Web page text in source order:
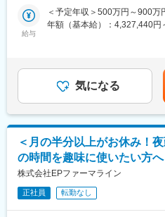
■入社後のサポート：
し方などオペレーターとして
き、自信をもって現場配属で
（2）製品研修
・配属後は、担当する医薬品
びます。また、先輩社員を相
りスキルを磨いていきます。
・最初は、先輩社員が一緒に
して対応することができます
周りのメンバーが常にサポー
〈資材イメージ〉
・医薬品の製品情報概要
〈具体的には〉
・ 文献を元に製薬企業の作成
・ 赤字校正を入れてクリエイ
修正依頼も行います。
■働き方
基本的には在宅勤務がメイン
ネットとの打ち合わせがある
ケアネットのオフィスに出社
給与
＜予定年収＞500万円～900万
年額（基本給）：4,327,440円
補足＞※上記は想定です。選
ざいます。※別途、賞与支給
も目安の金額であり、選考を
月給(月額)は固定手当を含めた
気になる
＜月の半分以上がお休み！
の時間を趣味に使いたい方
株式会社EPファーマライン
正社員 転勤なし